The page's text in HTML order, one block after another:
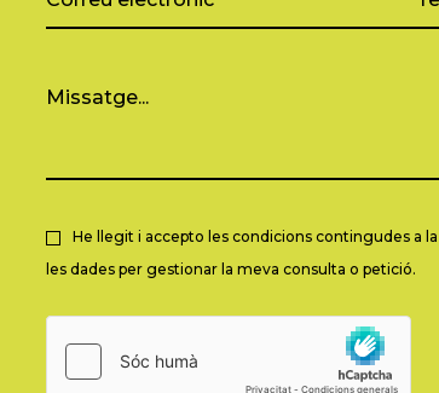
He llegit i accepto les condicions contingudes a la
les dades per gestionar la meva consulta o petició.